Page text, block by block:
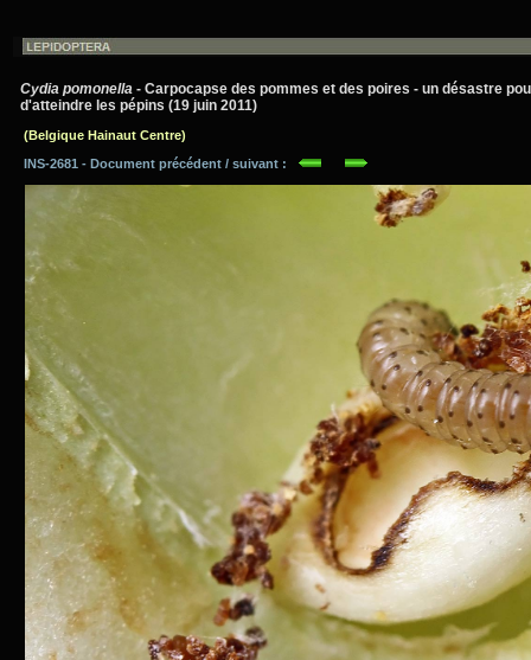
Cydia pomonella - Carpocapse des pommes et des poires - un désastre
d'atteindre les pépins (19 juin 2011)
(Belgique Hainaut Centre)
INS-2681 - Document précédent / suivant :